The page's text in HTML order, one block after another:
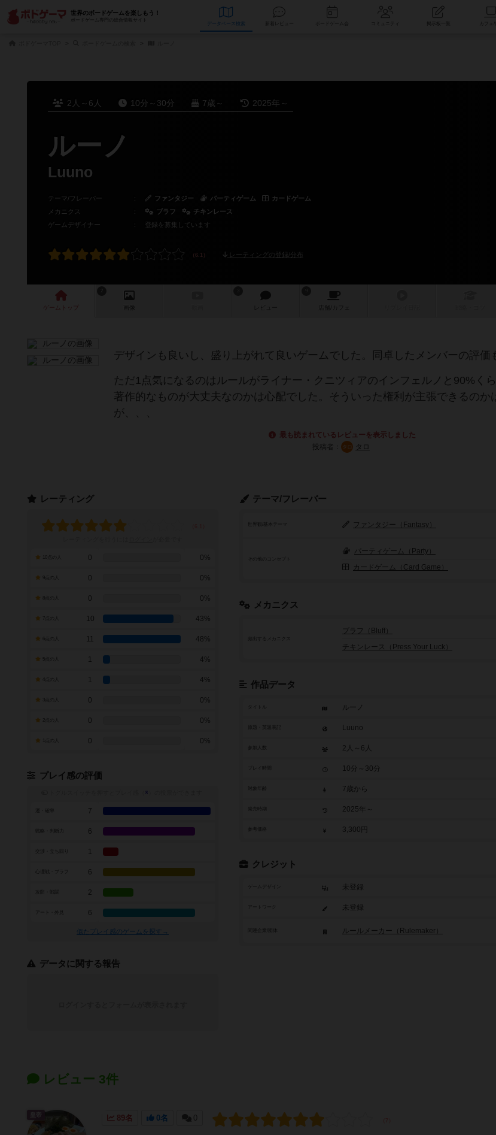
世界のボードゲームを楽しもう！
ボードゲーム専門の総合情報サイト
データベース コミュニティ
2人～6人 10分～30分 7歳～ 2025年～
ルーノ
Luuno
テーマ/フレーバー ： ファンタジー パーティゲーム
カードゲーム
メカニクス
： ブラフ
チキンレース
ゲームデザイナー
： 登録を募集しています
レーティングの登録/分布
ゲーム 画像 レビュー 店舗/ カフェ
デザインも良いし、盛り上がれて良いゲームでした。同卓したメンバーの評価
ただ1点気になるのはルールがライナー・クニツィアのインフェルノと90%く
著作的なものが大丈夫なのかは心配でした。そういった権利が主張できるのか
が、、、
最も読まれているレビューを表示しました
投稿者：
タロ
テーマ/フレーバー
世界観/基本テーマ ファンタジー（Fantasy）
その他のコンセプト
パーティゲーム（Party）
カードゲーム（Card Game）
メカニクス
頻出するメカニクス
ブラフ（Bluff）
チキンレース（Press Your Luck）
作品データ
タイトル ルーノ
Luuno
参加人数 2人～6人
10分～30分
7歳から
2025年～
参考価格 3,300円
クレジット
ゲームデザイン 未登録
アートワーク 未登録
ルールメーカー（Rulemaker）
レーティング
0 0%
0 0%
0 0%
7点の人 10 43%
11 48%
1 4%
1 4%
0 0%
0 0%
0 0%
プレイ感の評価
※
7
戦略・判断力 6
1
6
2
アート・外見 6
似たプレイ感のゲームを探す→
データに関する報告
レビュー 3件
89名 0名 0
皇帝